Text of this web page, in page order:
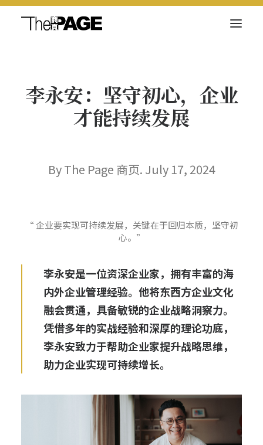
新闻内容
Search
李永安：坚守初心，企业
才能持续发展
By The Page 商页. July 17, 2024
“ 企业要实现可持续发展，关键在于回归本质，坚守初
心。”
李永安是一位资深企业家，拥有丰富的海
内外企业管理经验。他将东西方企业文化
融会贯通，具备敏锐的企业战略洞察力。
凭借多年的实战经验和深厚的理论功底，
李永安致力于帮助企业家提升战略思维，
助力企业实现可持续增长。